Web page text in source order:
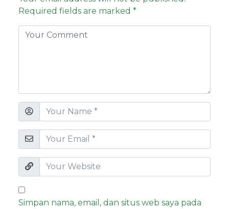
Required fields are marked *
Simpan nama, email, dan situs web saya pada